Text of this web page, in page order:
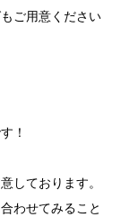
ご用意ください
！
しております。
わせてみること